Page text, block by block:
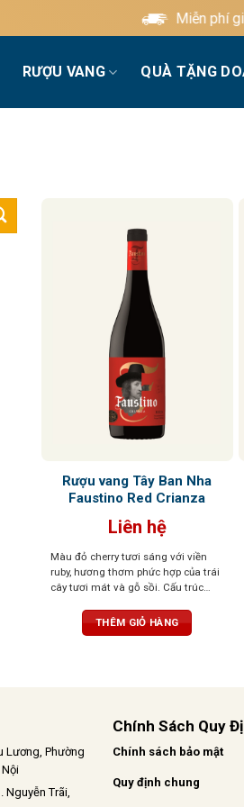
Miễn phí giao
RƯỢU VANG QUÀ TẶNG
Rượu vang Tây Ban Nha
Faustino Red Crianza
Liên hệ
Màu đỏ cherry tươi sáng với viền
ruby, hương thơm phức hợp của trái
cây tươi mát và gỗ sồi. Cấu trúc
ngọt ngàoTHÊM GIỎ HÀNG
Lương, Phường
Nguyễn Trãi,
Chính Sách Quy
Chính sách bảo mật
Quy định chung